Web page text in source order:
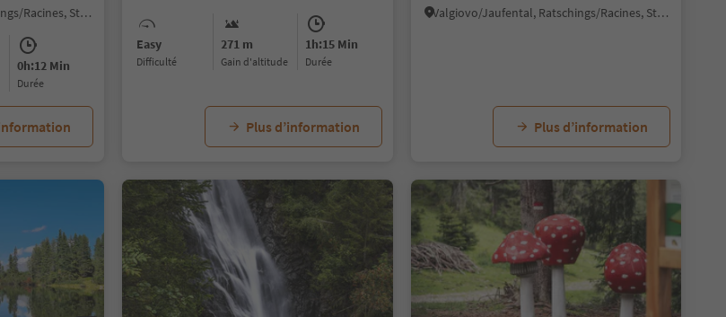
Valgiovo/Jaufental, Ratschings/Racines, Sterzing/Vipiteno and environs
0h:12 Min
durée
Easy
Difficulté
271 m
Gain d'altitude
1h:15 Min
durée
Plus d’information
Valgiovo/Jaufental, Ratschings/Racines, Sterzing/Vipiteno and environs
Plus d’information